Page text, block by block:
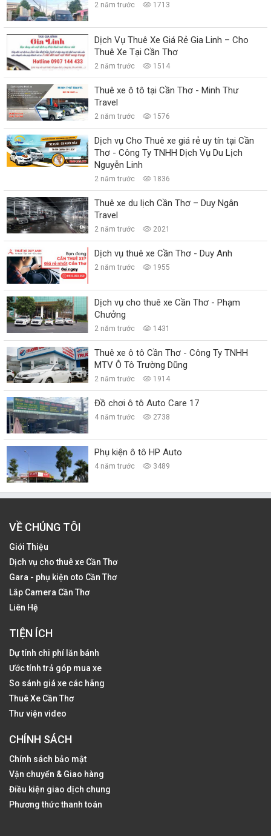
2 năm trước 1713
Dịch Vụ Thuê Xe Giá Rẻ Gia Linh – Cho
Thuê Xe Tại Cần Thơ
2 năm trước 1514
Thuê xe ô tô tại Cần Thơ - Minh Thư
Travel
2 năm trước 1576
Dịch vụ Cho Thuê xe giá rẻ uy tín tại Cần
Thơ - Công Ty TNHH Dịch Vụ Du Lịch
Nguyễn Linh
2 năm trước 1836
Thuê xe du lịch Cần Thơ – Duy Ngân
Travel
2 năm trước 2021
Dịch vụ thuê xe Cần Thơ - Duy Anh
2 năm trước 1955
Dịch vụ cho thuê xe Cần Thơ - Phạm
Chưởng
2 năm trước 1431
Thuê xe ô tô Cần Thơ - Công Ty TNHH
MTV Ô Tô Trường Dũng
2 năm trước 1914
Đồ chơi ô tô Auto Care 17
4 năm trước 2738
Phụ kiện ô tô HP Auto
4 năm trước 3489
VỀ CHÚNG TÔI
Giới Thiệu
Dịch vụ cho thuê xe Cần Thơ
Gara - phụ kiện oto Cần Thơ
Lắp Camera Cần Thơ
Liên Hệ
TIỆN ÍCH
Dự tính chi phí lăn bánh
Ước tính trả góp mua xe
So sánh giá xe các hãng
Thuê Xe Cần Thơ
Thư viện video
CHÍNH SÁCH
Chính sách bảo mật
Vận chuyển & Giao hàng
Điều kiện giao dịch chung
Phương thức thanh toán